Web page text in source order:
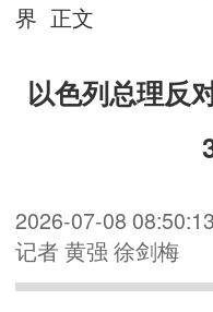
界 正文
以色列总理反
2026-07-08 08:50:13
记者 黄强 徐剑梅